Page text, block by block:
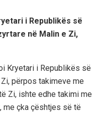
i Republikës së
në Malin e Zi,
Kryetari i Republikës së
përpos takimeve me
Zi, ishte edhe takimi me
me çka çështjes së të